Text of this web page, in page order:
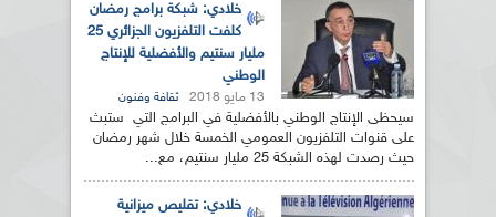
خلادي: شبكة برامج رمضان
كلفت التلفزيون الجزائري 25
مليار سنتيم والأفضلية للإنتاج
الوطني
13 مايو 2018 ثقافة وفنون
سيحظى الإنتاج الوطني بالأفضلية في البرامج التي ستبث
على قنوات التلفزيون العمومي الخمسة خلال شهر رمضان
حيث رصدت لهذه الشبكة 25 مليار سنتيم، مع...
خلادي: تقليص ميزانية